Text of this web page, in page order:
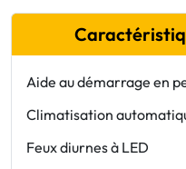
Aide au démarrage en
Climatisation
Feux diurnes à LED